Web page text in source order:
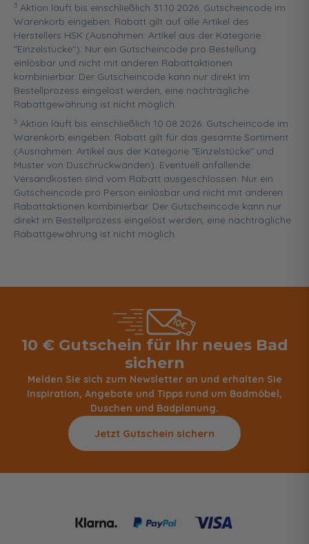
3 Aktion läuft bis einschließlich 31.10.2026. Gutscheincode im
Warenkorb eingeben. Rabatt gilt auf alle Artikel des
Herstellers HSK (Ausnahmen: Artikel aus der Kategorie
"Einzelstücke"). Nur ein Gutscheincode pro Bestellung
einlösbar und nicht mit anderen Rabattaktionen
kombinierbar. Der Gutscheincode kann nur direkt im
Bestellprozess eingelöst werden, eine nachträgliche
Rabattgewährung ist nicht möglich.
5 Aktion läuft bis einschließlich 10.08.2026. Gutscheincode im
Warenkorb eingeben. Rabatt gilt für das gesamte Sortiment
(Ausnahmen: Artikel aus der Kategorie "Einzelstücke" und
Muster von Duschrückwänden). Eventuell anfallende
Versandkosten sind vom Rabatt ausgeschlossen. Nur ein
Gutscheincode pro Person einlösbar und nicht mit anderen
Rabattaktionen kombinierbar. Der Gutscheincode kann nur
direkt im Bestellprozess eingelöst werden, eine nachträgliche
Rabattgewährung ist nicht möglich.
10 € Gutschein für Ihr neues Bad
sichern
Melden Sie sich zum Newsletter an und erhalten Sie
Inspiration, Angebote und Tipps rund um Badmöbel,
Duschen und Badplanung.
Jetzt Gutschein sichern